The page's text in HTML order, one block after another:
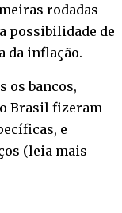
rodadas
possibilidade de
da inflação.
os bancos,
Brasil fizeram
e
(leia mais